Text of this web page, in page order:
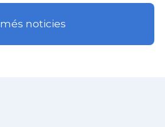
més noticies